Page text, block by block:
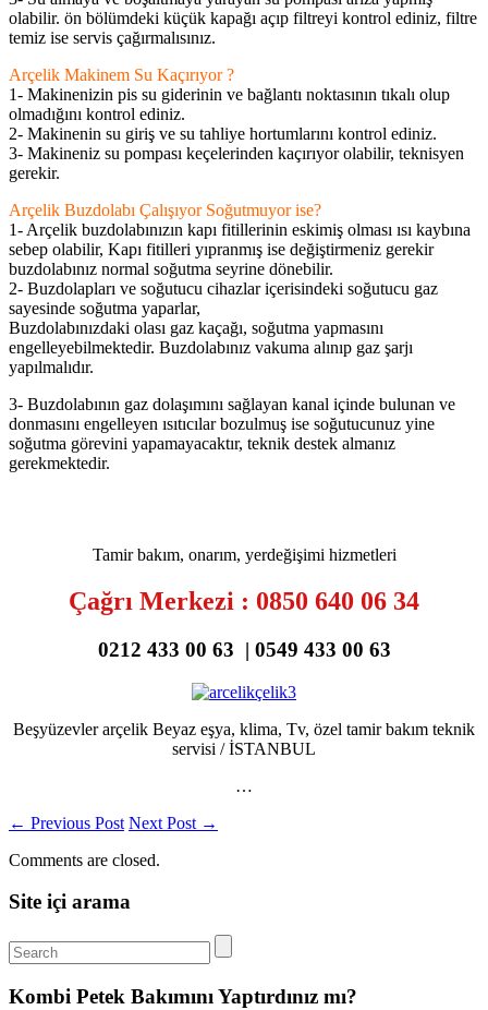
olabilir. ön bölümdeki küçük kapağı açıp filtreyi kontrol ediniz, filtre
temiz ise servis çağırmalısınız.
Arçelik Makinem Su Kaçırıyor ?
1- Makinenizin pis su giderinin ve bağlantı noktasının tıkalı olup
olmadığını kontrol ediniz.
2- Makinenin su giriş ve su tahliye hortumlarını kontrol ediniz.
3- Makineniz su pompası keçelerinden kaçırıyor olabilir, teknisyen
gerekir.
Arçelik Buzdolabı Çalışıyor Soğutmuyor ise?
1- Arçelik buzdolabınızın kapı fitillerinin eskimiş olması ısı kaybına
sebep olabilir, Kapı fitilleri yıpranmış ise değiştirmeniz gerekir
buzdolabınız normal soğutma seyrine dönebilir.
2- Buzdolapları ve soğutucu cihazlar içerisindeki soğutucu gaz
sayesinde soğutma yaparlar,
Buzdolabınızdaki olası gaz kaçağı, soğutma yapmasını
engelleyebilmektedir. Buzdolabınız vakuma alınıp gaz şarjı
yapılmalıdır.
3- Buzdolabının gaz dolaşımını sağlayan kanal içinde bulunan ve
donmasını engelleyen ısıtıcılar bozulmuş ise soğutucunuz yine
soğutma görevini yapamayacaktır, teknik destek almanız
gerekmektedir.
Tamir bakım, onarım, yerdeğişimi hizmetleri
Çağrı Merkezi : 0850 640 06 34
0212 433 00 63 | 0549 433 00 63
Beşyüzevler arçelik Beyaz eşya, klima, Tv, özel tamir bakım teknik
servisi / İSTANBUL
…
← Previous Post Next Post →
Comments are closed.
Site içi arama
Kombi Petek Bakımını Yaptırdınız mı?